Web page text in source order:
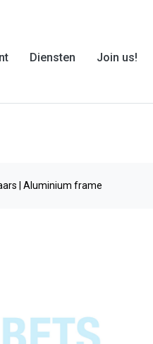
Diensten Join us!
| Aluminium frame